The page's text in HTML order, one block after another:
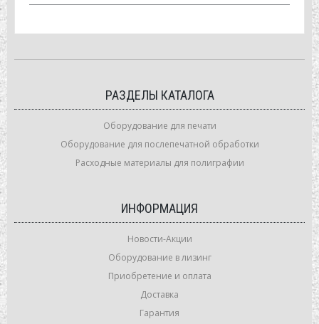
РАЗДЕЛЫ КАТАЛОГА
Оборудование для печати
Оборудование для послепечатной обработки
Расходные материалы для полиграфии
ИНФОРМАЦИЯ
Новости-Акции
Оборудование в лизинг
Приобретение и оплата
Доставка
Гарантия